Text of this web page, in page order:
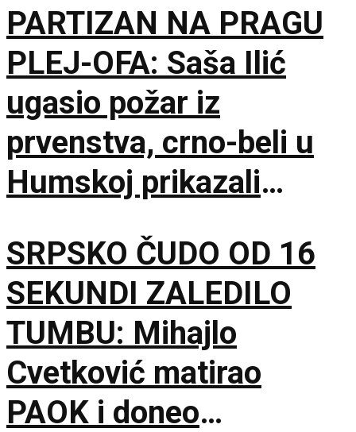
PARTIZAN NA PRAGU
PLEJ-OFA: Saša Ilić
ugasio požar iz
prvenstva, crno-beli u
Humskoj prikazali
sezoni!
SRPSKO ČUDO OD 16
SEKUNDI ZALEDILO
TUMBU: Mihajlo
Cvetković matirao
PAOK i doneo